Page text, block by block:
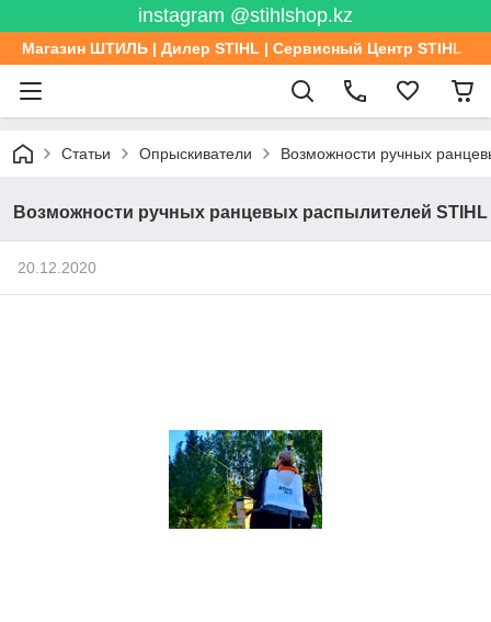
instagram @stihlshop.kz
Магазин ШТИЛЬ | Дилер STIHL | Сервисный Центр STIHL
Статьи Опрыскиватели Возможности ручных
Возможности ручных ранцевых распылителей STIHL
20.12.2020